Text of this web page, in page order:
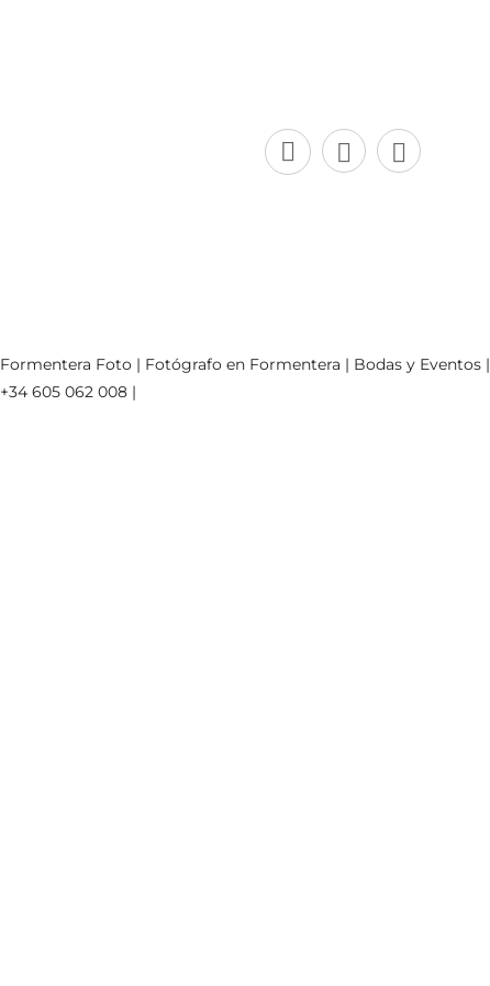
Formentera Foto | Fotógrafo en Formentera | Bodas y Eventos |
+34 605 062 008 |